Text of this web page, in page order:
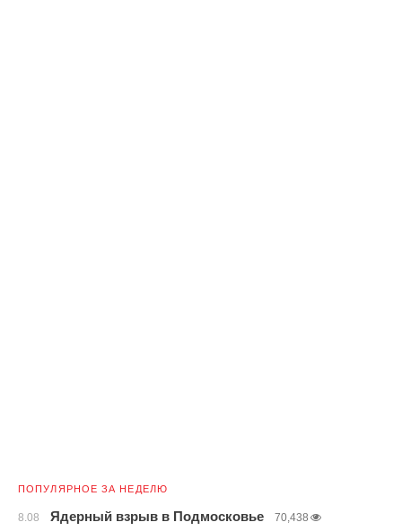
ПОПУЛЯРНОЕ ЗА НЕДЕЛЮ
8.08 Ядерный взрыв в Подмосковье 70,438